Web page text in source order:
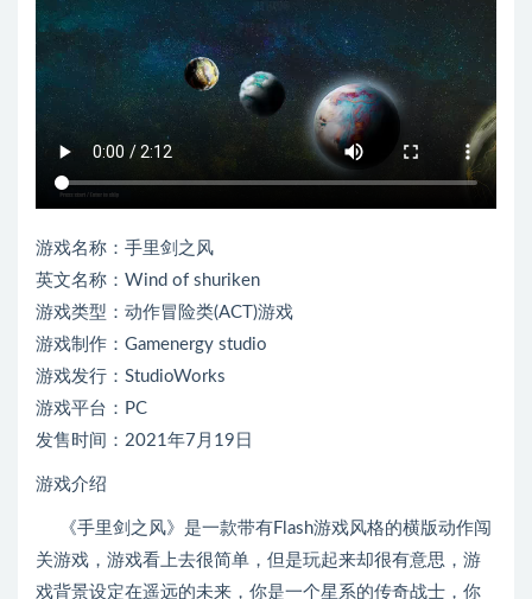
游戏名称：手里剑之风
英文名称：Wind of shuriken
游戏类型：动作冒险类(ACT)游戏
游戏制作：Gamenergy studio
游戏发行：StudioWorks
游戏平台：PC
发售时间：2021年7月19日
游戏介绍
《手里剑之风》是一款带有Flash游戏风格的横版动作闯
关游戏，游戏看上去很简单，但是玩起来却很有意思，游
戏背景设定在遥远的未来，你是一个星系的传奇战士，你